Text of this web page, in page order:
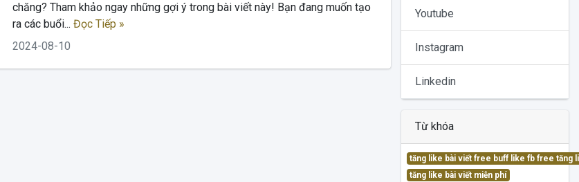
chăng? Tham khảo ngay những gợi ý trong bài viết này! Bạn đang muốn tạo
ra các buổi... Đọc Tiếp »
2024-08-10
Youtube
Instagram
Linkedin
Từ khóa
tăng like bài viết free buff like fb free tăng
tăng like bài viết miễn phí